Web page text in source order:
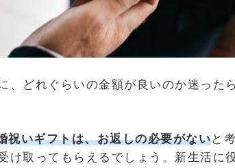
、どれぐらいの金額が良いのか迷った
いギフトは、お返しの必要がないと
け取ってもらえるでしょう。新生活に